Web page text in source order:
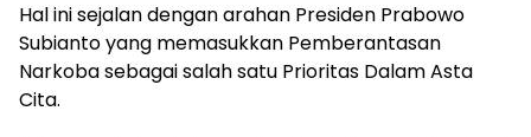
Hal ini sejalan dengan arahan Presiden Prabowo
Subianto yang memasukkan Pemberantasan
Narkoba sebagai salah satu Prioritas Dalam Asta
Cita.